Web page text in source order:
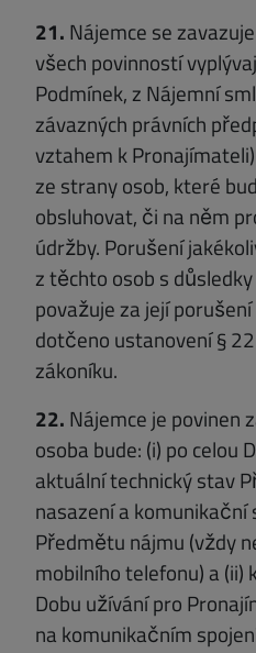
21. Nájemce se
všech povinností
Podmínek, z Nájemní
závazných právních
vztahem k
ze strany osob, které
obsluhovat, či na něm
údržby. Porušení
z těchto osob s
považuje za její
dotčeno ustanovení §
zákoníku.
22. Nájemce je povinen
osoba bude: (i) po celou
aktuální technický stav
nasazení a komunikační
Předmětu nájmu (vždy
mobilního telefonu) a (ii)
Dobu užívání pro
na komunikačním